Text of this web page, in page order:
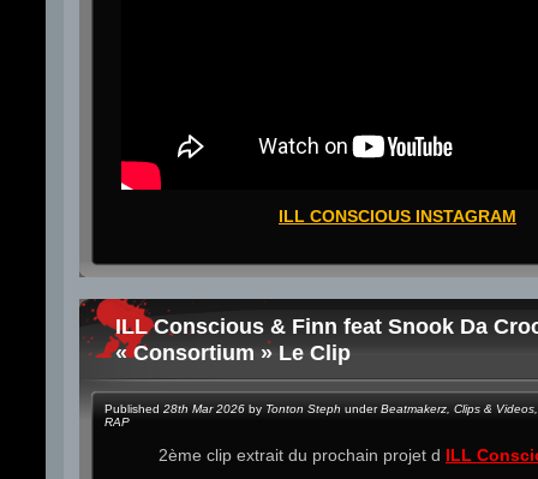
ILL CONSCIOUS INSTAGRAM
ILL Conscious & Finn feat Snook Da
« Consortium » Le Clip
Published 28th Mar 2026 by Tonton Steph underBeatmakerz Clips & Videos
RAP
2ème clip extrait du prochain projet d ILL